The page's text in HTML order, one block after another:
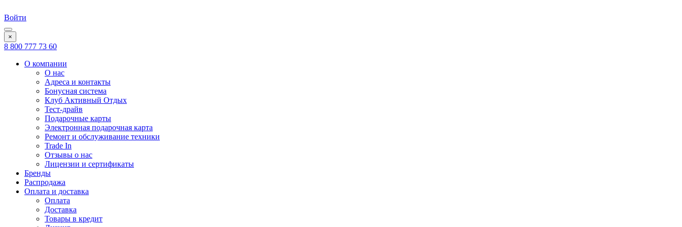
Войти
×
8 800 777 73 60
О компании
О нас
Адреса и контакты
Бонусная система
Клуб Активный Отдых
Тест-драйв
Подарочные карты
Электронная подарочная карта
Ремонт и обслуживание техники
Trade In
Отзывы о нас
Лицензии и сертификаты
Бренды
Распродажа
Оплата и доставка
Оплата
Доставка
Товары в кредит